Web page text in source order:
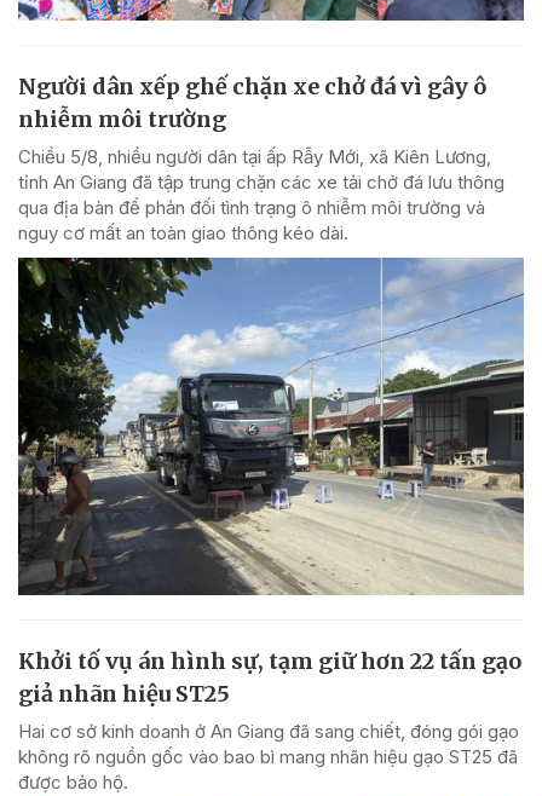
Người dân xếp ghế chặn xe chở đá vì gây ô
nhiễm môi trường
Chiều 5/8, nhiều người dân tại ấp Rẫy Mới, xã Kiên Lương,
tỉnh An Giang đã tập trung chặn các xe tải chở đá lưu thông
qua địa bàn để phản đối tình trạng ô nhiễm môi trường và
nguy cơ mất an toàn giao thông kéo dài.
Khởi tố vụ án hình sự, tạm giữ hơn 22 tấn gạo
giả nhãn hiệu ST25
Hai cơ sở kinh doanh ở An Giang đã sang chiết, đóng gói gạo
không rõ nguồn gốc vào bao bì mang nhãn hiệu gạo ST25 đã
được bảo hộ.